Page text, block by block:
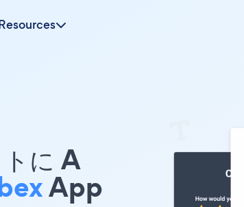
に A
App